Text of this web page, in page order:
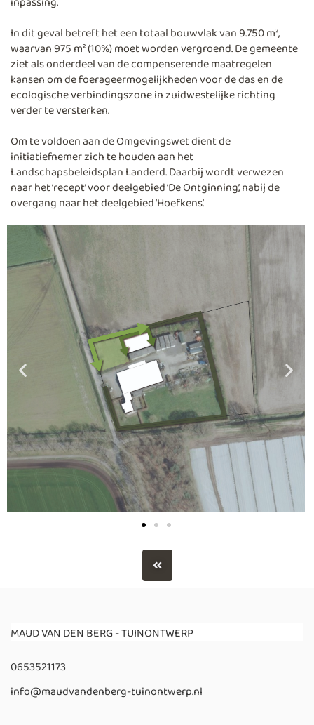
In dit geval betreft het een totaal bouwvlak van 9.750 m²,
waarvan 975 m² (10%) moet worden vergroend. De gemeente
ziet als onderdeel van de compenserende maatregelen
kansen om de foerageermogelijkheden voor de das en de
ecologische verbindingszone in zuidwestelijke richting
verder te versterken.
Om te voldoen aan de Omgevingswet dient de
initiatiefnemer zich te houden aan het
Landschapsbeleidsplan Landerd. Daarbij wordt verwezen
naar het ‘recept’ voor deelgebied ‘De Ontginning’, nabij de
overgang naar het deelgebied ‘Hoefkens’.
MAUD VAN DEN BERG - TUINONTWERP
0653521173
info@maudvandenberg-tuinontwerp.nl